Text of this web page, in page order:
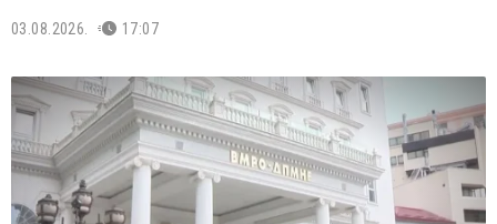
03.08.2026. 17:07